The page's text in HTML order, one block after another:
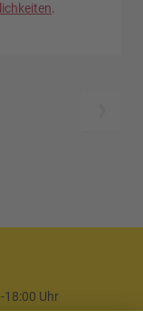
.
18:00 Uhr